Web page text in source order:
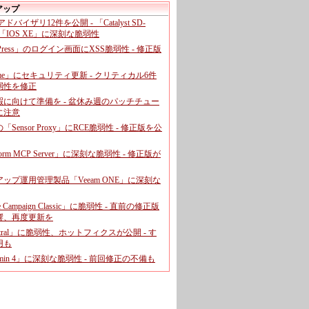
ップ
ドバイザリ12件を公開 - 「Catalyst SD-
IOS XE」に深刻な脆弱性
」のログイン画面にXSS脆弱性 - 修正版
」にセキュリティ更新 - クリティカル6件
性を修正
に向けて準備を - 盆休み週のパッチチュー
注意
「Sensor Proxy」にRCE脆弱性 - 修正版を公
MCP Server」に深刻な脆弱性 - 修正版が
ップ運用管理製品「Veeam ONE」に深刻な
Campaign Classic」に脆弱性 - 直前の修正版
、再度更新を
」に脆弱性、ホットフィクスが公開 - す
も
4」に深刻な脆弱性 - 前回修正の不備も